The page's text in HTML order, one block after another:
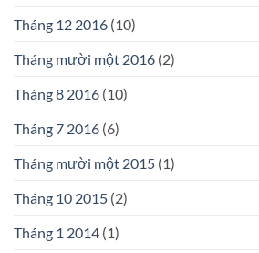
Tháng 12 2016 (10)
Tháng mười một 2016 (2)
Tháng 8 2016 (10)
Tháng 7 2016 (6)
Tháng mười một 2015 (1)
Tháng 10 2015 (2)
Tháng 1 2014 (1)